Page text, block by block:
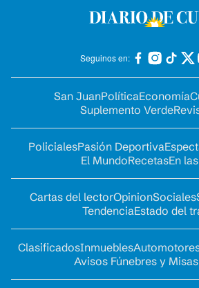
Seguinos en:
San JuanPolíticaEconomía
Suplemento Verde
PolicialesPasión Deportiva
El MundoRecetasEn
Cartas del lectorOpinionSociales
TendenciaEstado del
ClasificadosInmuebles
Avisos Fúnebres y Misas